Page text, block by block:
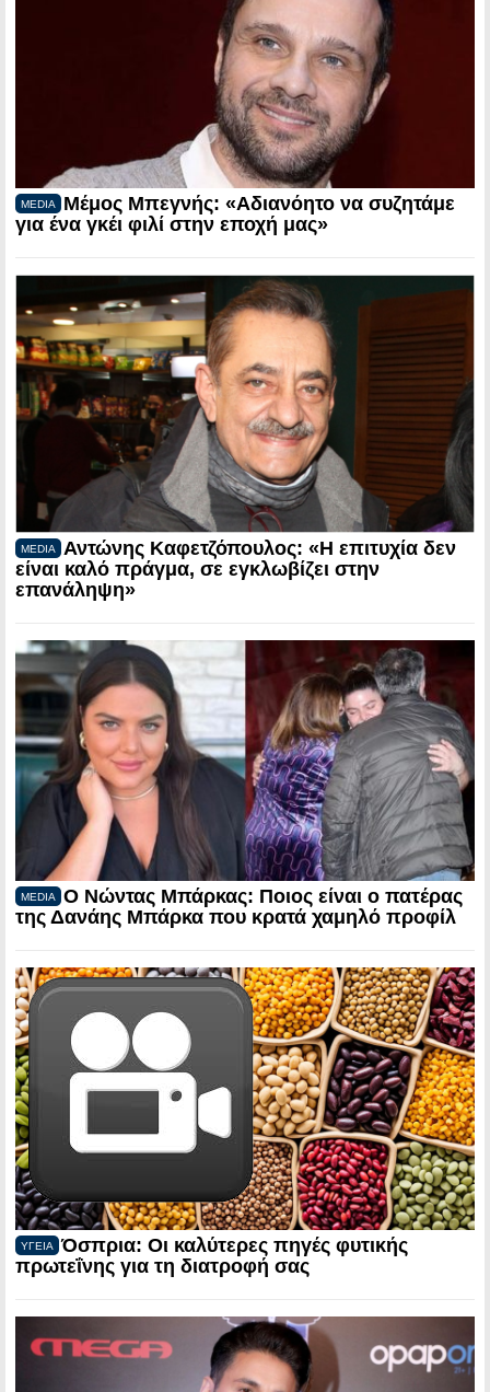
MEDIA
Μέμος Μπεγνής: «Αδιανόητο να συζητάμε
για ένα γκέι φιλί στην εποχή μας»
MEDIA
Αντώνης Καφετζόπουλος: «Η επιτυχία δεν
είναι καλό πράγμα, σε εγκλωβίζει στην
επανάληψη»
MEDIA
Ο Νώντας Μπάρκας: Ποιος είναι ο πατέρας
της Δανάης Μπάρκα που κρατά χαμηλό προφίλ
ΥΓΕΙΑ
Όσπρια: Οι καλύτερες πηγές φυτικής
πρωτεΐνης για τη διατροφή σας